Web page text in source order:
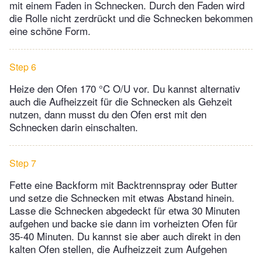
mit einem Faden in Schnecken. Durch den Faden wird
die Rolle nicht zerdrückt und die Schnecken bekommen
eine schöne Form.
Step 6
Heize den Ofen 170 °C O/U vor. Du kannst alternativ
auch die Aufheizzeit für die Schnecken als Gehzeit
nutzen, dann musst du den Ofen erst mit den
Schnecken darin einschalten.
Step 7
Fette eine Backform mit Backtrennspray oder Butter
und setze die Schnecken mit etwas Abstand hinein.
Lasse die Schnecken abgedeckt für etwa 30 Minuten
aufgehen und backe sie dann im vorheizten Ofen für
35-40 Minuten. Du kannst sie aber auch direkt in den
kalten Ofen stellen, die Aufheizzeit zum Aufgehen